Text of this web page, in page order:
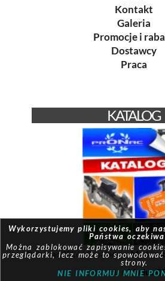
Kontakt
Galeria
Promocje i
Dostawcy
Praca
KATALOG
© Pronac 2026 | Created by:Modus-
oparciu oModus
Wykorzystujemy pliki cookies, aby
Państwa
Można zablokować zapisywanie
przeglądarki, lecz może to
strony.
NIE INFORMUJ MNIE